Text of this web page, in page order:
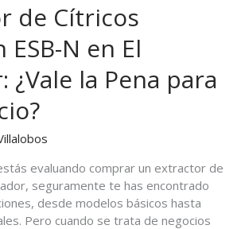
de Cítricos
ESB-N en El
¿Vale la Pena para
evaluando comprar un extractor de
seguramente te has encontrado
desde modelos básicos hasta
Pero cuando se trata de negocios